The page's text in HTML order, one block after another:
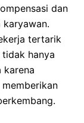
dan
karyawan.
tertarik
hanya
karena